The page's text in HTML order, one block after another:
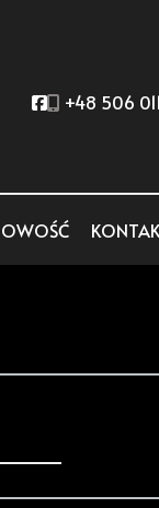
Social link
+48 506